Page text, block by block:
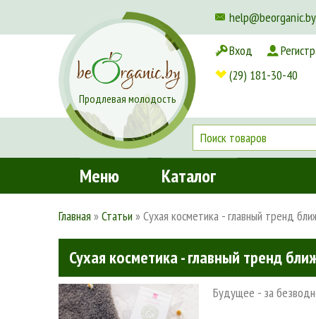
help@beorganic.by
Доставка и оплата
Продлевая молодость
Вход
(29) 181-30-40
Меню Каталог
Главная »Статьи »Сухая косметика - главный тренд
Сухая косметика - главный тренд
Будущее - за